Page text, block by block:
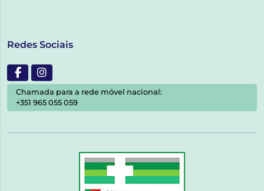
Redes Sociais
Chamada para a rede móvel nacional:
+351 965 055 059